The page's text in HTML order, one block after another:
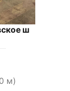
ш
м)